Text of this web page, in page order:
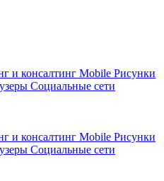
и консалтинг Mobile Рисунки
Социальные сети
и консалтинг Mobile Рисунки
Социальные сети